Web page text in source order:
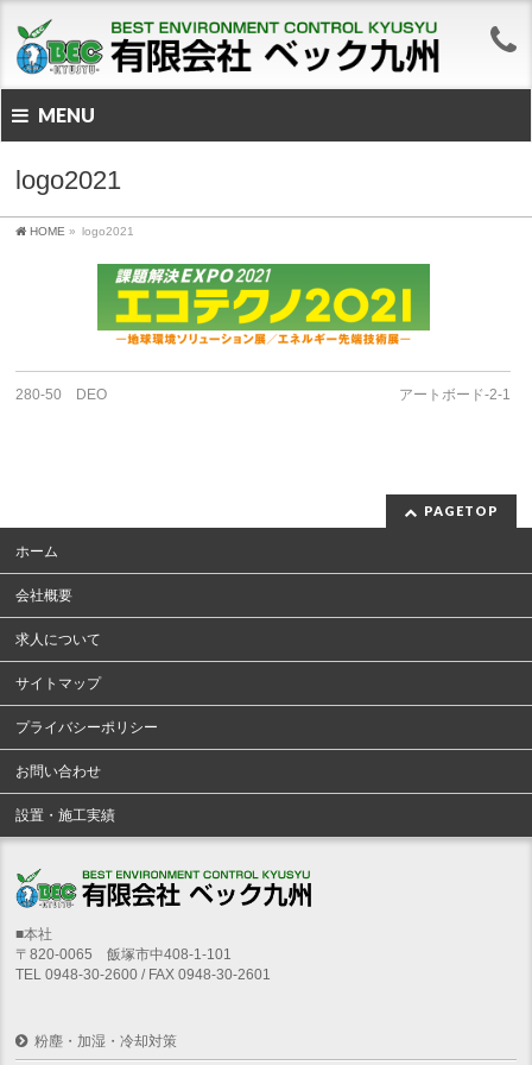
MENU
logo2021
HOME » logo2021
280-50 DEO アートボード-2-1
PAGETOP
ホーム
会社概要
求人について
サイトマップ
プライバシーポリシー
お問い合わせ
設置・施工実績
■本社
〒820-0065 飯塚市中408-1-101
TEL 0948-30-2600 / FAX 0948-30-2601
粉塵・加湿・冷却対策